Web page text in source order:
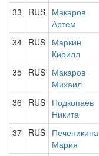
33 RUS Макаров
Артем
34 RUS Маркин
Кирилл
35 RUS Макаров
Михаил
36 RUS Подкопаев
Никита
37 RUS Печеникина
Мария